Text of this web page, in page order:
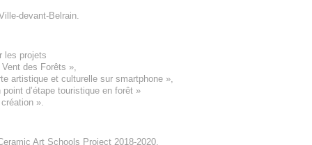
devant-Belrain.
les projets
des Forêts »,
artistique et culturelle sur smartphone »,
point d’étape touristique en forêt »
création ».
Art Schools Project 2018-2020,